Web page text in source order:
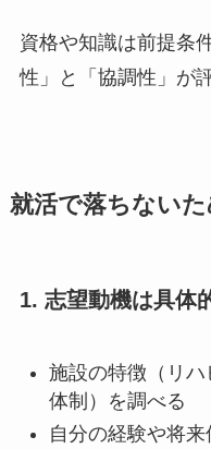
資格や知識は前提条
性」と「協調性」が
就活で落ちない
1. 志望動機は具体
施設の特徴（リ
体制）を調べる
自分の経験や将